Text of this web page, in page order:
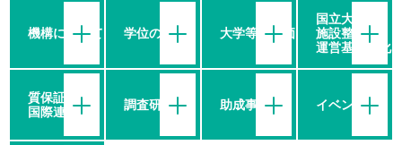
機構について 学位の授与 大学等の評価
国立大学の
施設整備・
運営基盤強化
質保証・
国際連携
調査研究 助成事業 イベント